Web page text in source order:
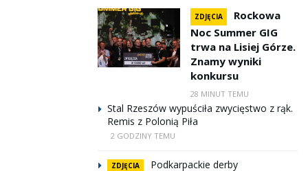
ZDJĘCIA
Rockowa
Noc Summer GIG
trwa na Lisiej Górze.
Znamy wyniki
konkursu
28 MINUT TEMU
Stal Rzeszów wypuściła zwycięstwo z rąk.
Remis z Polonią Piła
2 GODZINY TEMU
ZDJĘCIA
Podkarpackie derby